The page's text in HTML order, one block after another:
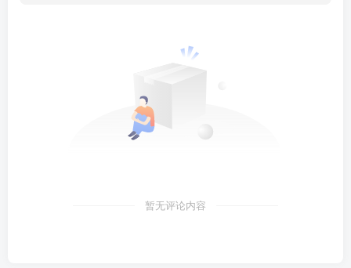
暂无评论内容